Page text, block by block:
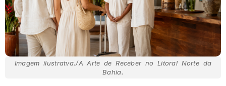
Imagem ilustratva./A Arte de Receber no Litoral Norte da
Bahia.